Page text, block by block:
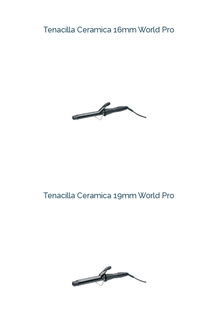
Tenacilla Ceramica 16mm World Pro
Tenacilla Ceramica 19mm World Pro